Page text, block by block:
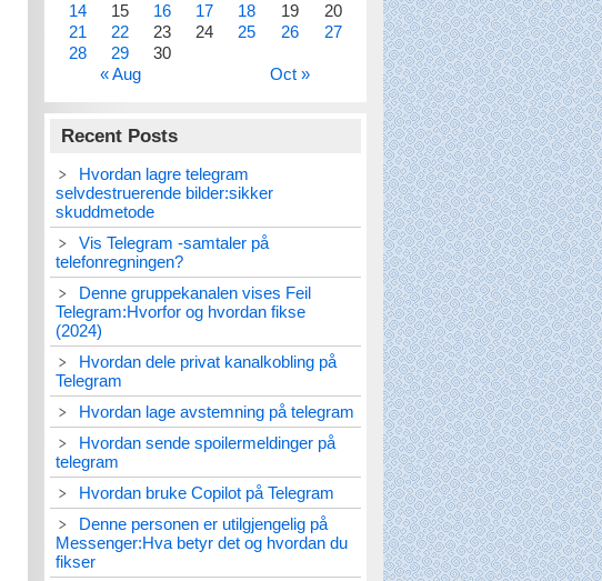
« Aug Oct »
14
15 16 17 18 19
20
21
22 23 24 25 26
27
28
29 30
Recent Posts
Hvordan lagre telegram
selvdestruerende bilder:sikker
skuddmetode
Vis Telegram -samtaler på
telefonregningen?
Denne gruppekanalen vises Feil
Telegram:Hvorfor og hvordan fikse
(2024)
Hvordan dele privat kanalkobling på
Telegram
Hvordan lage avstemning på telegram
Hvordan sende spoilermeldinger på
telegram
Hvordan bruke Copilot på Telegram
Denne personen er utilgjengelig på
Messenger:Hva betyr det og hvordan du
fikser